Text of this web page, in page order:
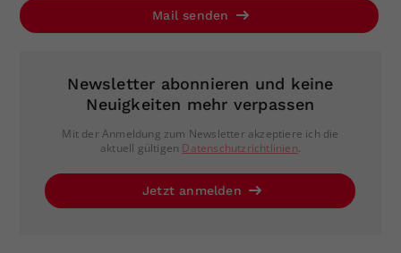
Mail senden
Newsletter abonnieren und keine
Neuigkeiten mehr verpassen
Mit der Anmeldung zum Newsletter akzeptiere ich die
aktuell gültigen Datenschutzrichtlinien.
Jetzt anmelden